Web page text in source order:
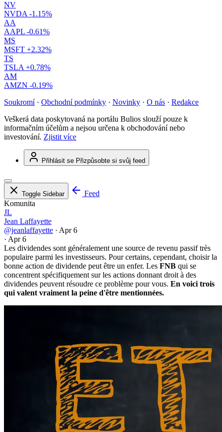
NV
NVDA -1.15%
AA
AAPL -0.61%
MS
MSFT +2.32%
TS
TSLA +0.78%
AM
AMZN -0.19%
Soukromí · Obchodní podmínky · Novinky · O nás · Redakce
Veškerá data poskytovaná na portálu Bulios slouží pouze k
informačním účelům a nejsou určena k obchodování nebo
investování. Zjistit více
Přihlásit se Přizpůsobte si svůj feed
Toggle Sidebar
Feed
Komunita
JL
Jean Laffayette
@jeanlaffayette · Apr 6
· Apr 6
Les dividendes sont généralement une source de revenu passif très
populaire parmi les investisseurs. Pour certains, cependant, choisir la
bonne action de dividende peut être un enfer. Les FNB qui se
concentrent spécifiquement sur les actions donnant droit à des
dividendes peuvent résoudre ce problème pour vous. En voici trois
qui valent vraiment la peine d'être mentionnées.